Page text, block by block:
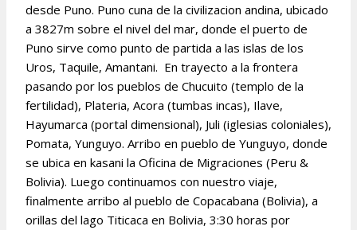
desde Puno. Puno cuna de la civilizacion andina, ubicado
a 3827m sobre el nivel del mar, donde el puerto de
Puno sirve como punto de partida a las islas de los
Uros, Taquile, Amantani. En trayecto a la frontera
pasando por los pueblos de Chucuito (templo de la
fertilidad), Plateria, Acora (tumbas incas), Ilave,
Hayumarca (portal dimensional), Juli (iglesias coloniales),
Pomata, Yunguyo. Arribo en pueblo de Yunguyo, donde
se ubica en kasani la Oficina de Migraciones (Peru &
Bolivia). Luego continuamos con nuestro viaje,
finalmente arribo al pueblo de Copacabana (Bolivia), a
orillas del lago Titicaca en Bolivia, 3:30 horas por